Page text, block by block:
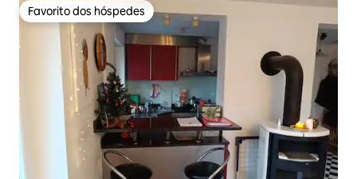
Favorito dos hóspedes
Favorito dos hóspedes